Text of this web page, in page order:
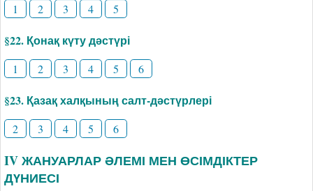
1 2 3 4 5
§22. Қонақ күту дәстүрі
1 2 3 4 5 6
§23. Қазақ халқының салт-дәстүрлері
2 3 4 5 6
IV ЖАНУАРЛАР ӘЛЕМІ МЕН ӨСІМДІКТЕР
ДҮНИЕСІ